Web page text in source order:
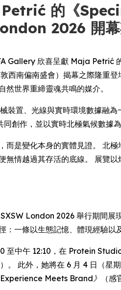
的《
2026 開幕
Gallery 欣喜呈獻 Maja Petrić
西南偏南盛會）揭幕之際隆重
世界重締靈魂共鳴的媒介。
裝置、光線與實時環境數據融
創作，並以實時北極氣候數據為
而是變化本身的實體見證。 北
無情越過其存活的底線。 展覽
London 2026 舉行期間展
一條以生態記憶、體現經驗以
至中午 12:10，在 Protein
）。 此外，她將在 6 月 4 日（
Meets Brand》
（